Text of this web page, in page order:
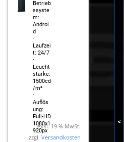
<
Betrieb
ssyste
m:
Androi
d
·
Laufzei
t: 24/7
·
Leucht
stärke:
1500cd
/m²
·
Auflös
ung:
Full-HD
1080x1
920px
exkl. 19 % MwSt.
zzgl. Versandkosten